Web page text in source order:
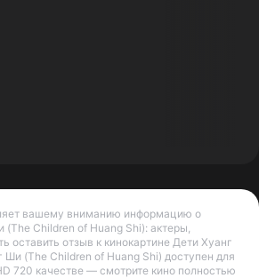
вашему вниманию информацию о
Children of Huang Shi): актеры,
оставить отзыв к кинокартине Дети Хуанг
(The Children of Huang Shi) доступен для
720 качестве — смотрите кино полностью